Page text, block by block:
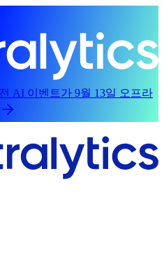
AI 이벤트가 9월 13일 오프라